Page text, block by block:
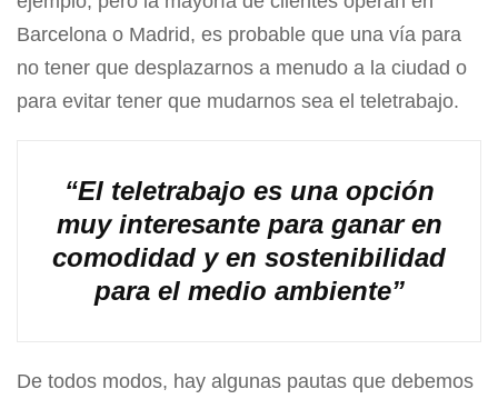
Barcelona o Madrid, es probable que una vía para
no tener que desplazarnos a menudo a la ciudad o
para evitar tener que mudarnos sea el teletrabajo.
“El teletrabajo es una opción
muy interesante para ganar en
comodidad y en sostenibilidad
para el medio ambiente”
De todos modos, hay algunas pautas que debemos